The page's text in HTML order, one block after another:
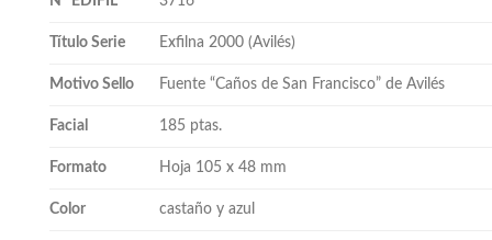
Título Serie Exfilna 2000 (Avilés)
Motivo Sello Fuente “Caños de San Francisco” de Avilés
Facial 185 ptas.
Formato Hoja 105 x 48 mm
Color castaño y azul